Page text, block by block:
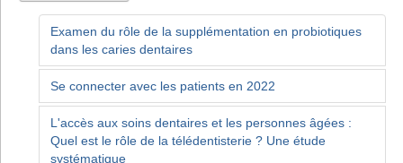
Examen du rôle de la supplémentation en probiotiques
dans les caries dentaires
Se connecter avec les patients en 2022
L'accès aux soins dentaires et les personnes âgées :
Quel est le rôle de la télédentisterie ? Une étude
systématique